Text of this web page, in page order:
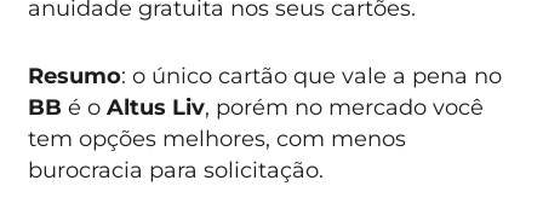
anuidade gratuita nos seus cartões.
Resumo: o único cartão que vale a pena no
BBé oAltus Liv, porém no mercado você
tem opções melhores, com menos
burocracia para solicitação.